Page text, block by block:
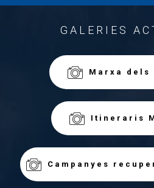
GALERIES
Marxa dels
Itineraris
Campanyes